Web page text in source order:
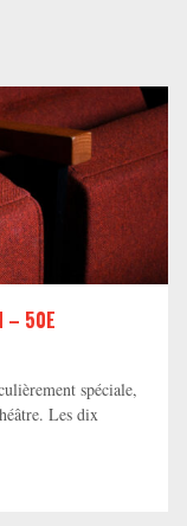
– 50E
spéciale,
Les dix